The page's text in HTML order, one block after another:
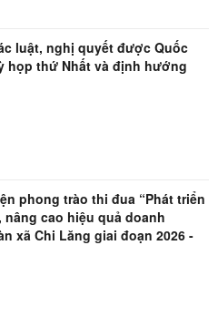
luật, nghị quyết được Quốc
họp thứ Nhất và định hướng
phong trào thi đua “Phát triển
cao hiệu quả doanh
xã Chi Lăng giai đoạn 2026 -